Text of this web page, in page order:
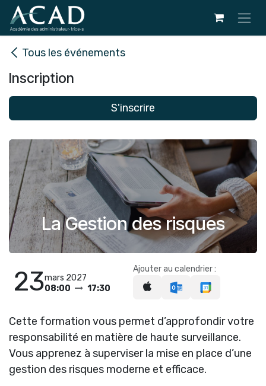
Se rendre au contenu
Tous les événements
Inscription
S'inscrire
La Gestion des risques
23mars 2027
08:00
17:30
Ajouter au calendrier :
Cette formation vous permet d’approfondir votre
responsabilité en matière de haute surveillance.
Vous apprenez à superviser la mise en place d’une
gestion des risques moderne et efficace.